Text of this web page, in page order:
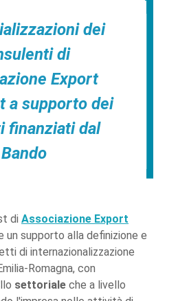
dei
di
Export
a supporto dei
finanziati dal
Bando
di Associazione Export
un supporto alla definizione e
di internazionalizzazione
Romagna, con
settoriale che a livello